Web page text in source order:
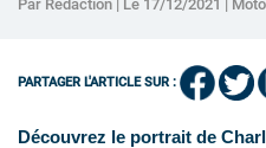
Par Redaction | Le 17/12/2021 | Moto
PARTAGER L'ARTICLE SUR :
Découvrez le portrait de